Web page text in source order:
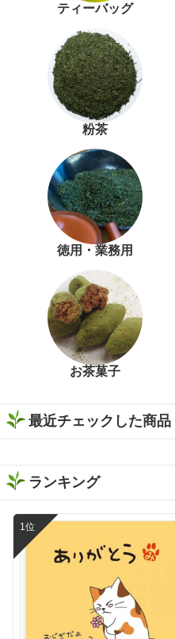
ティーバッグ
粉茶
徳用・業務用
お茶菓子
最近チェックした商品
ランキング